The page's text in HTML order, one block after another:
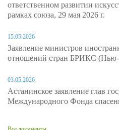
ответственном развитии
рамках союза, 29 мая 2026 г.
15.05.2026
Заявление министров
отношений стран БРИКС (Нью-
03.05.2026
Астанинское заявление глав
Международного Фонда